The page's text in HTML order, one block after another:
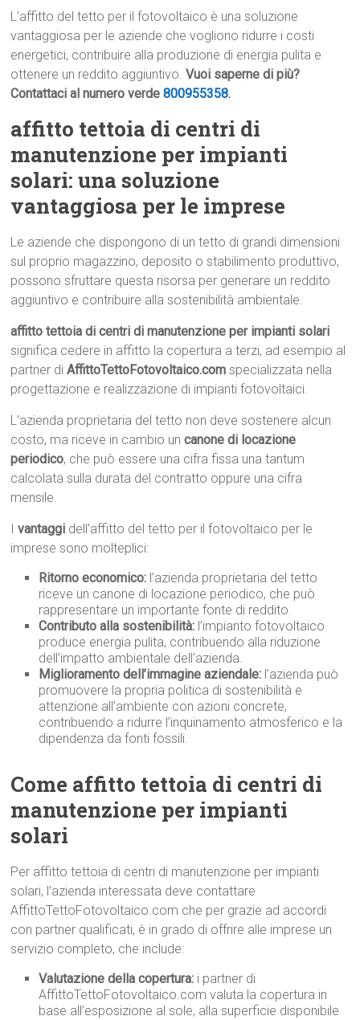
L’affitto del tetto per il fotovoltaico è una soluzione
vantaggiosa per le aziende che vogliono ridurre i costi
energetici, contribuire alla produzione di energia pulita e
ottenere un reddito aggiuntivo.Vuoi saperne di più?
Contattaci al numero verde800955358.
affitto tettoia di centri di
manutenzione per impianti
solari: una soluzione
vantaggiosa per le imprese
Le aziende che dispongono di un tetto di grandi dimensioni
sul proprio magazzino, deposito o stabilimento produttivo,
possono sfruttare questa risorsa per generare un reddito
aggiuntivo e contribuire alla sostenibilità ambientale.
affitto tettoia di centri di manutenzione per impianti solari
significa cedere in affitto la copertura a terzi, ad esempio al
partner diAffittoTettoFotovoltaico.com specializzata nella
progettazione e realizzazione di impianti fotovoltaici.
L’azienda proprietaria del tetto non deve sostenere alcun
costo, ma riceve in cambio uncanone di locazione
periodico, che può essere una cifra fissa una tantum
calcolata sulla durata del contratto oppure una cifra
mensile.
Ivantaggi dell’affitto del tetto per il fotovoltaico per le
imprese sono molteplici:
Ritorno economico: l’azienda proprietaria del tetto
riceve un canone di locazione periodico, che può
rappresentare un importante fonte di reddito.
Contributo alla sostenibilità: l’impianto fotovoltaico
produce energia pulita, contribuendo alla riduzione
dell’impatto ambientale dell’azienda.
Miglioramento dell’immagine aziendale: l’azienda può
promuovere la propria politica di sostenibilità e
attenzione all’ambiente con azioni concrete,
contribuendo a ridurre l’inquinamento atmosferico e la
dipendenza da fonti fossili.
Come affitto tettoia di centri di
manutenzione per impianti
solari
Per affitto tettoia di centri di manutenzione per impianti
solari, l’azienda interessata deve contattare
AffittoTettoFotovoltaico.com che per grazie ad accordi
con partner qualificati, è in grado di offrire alle imprese un
servizio completo, che include:
Valutazione della copertura: i partner di
AffittoTettoFotovoltaico.com valuta la copertura in
base all’esposizione al sole, alla superficie disponibile